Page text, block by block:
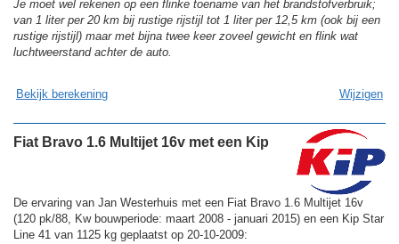
Je moet wel rekenen op een flinke toename van het brandstofverbruik;
van 1 liter per 20 km bij rustige rijstijl tot 1 liter per 12,5 km (ook bij een
rustige rijstijl) maar met bijna twee keer zoveel gewicht en flink wat
luchtweerstand achter de auto.
Bekijk berekening Wijzigen
Fiat Bravo 1.6 Multijet 16v met een Kip
De ervaring van Jan Westerhuis met een Fiat Bravo 1.6 Multijet 16v
(120 pk/88, Kw bouwperiode: maart 2008 - januari 2015) en een Kip Star
Line 41 van 1125 kg geplaatst op 20-10-2009: